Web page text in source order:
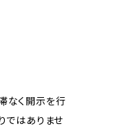
なく開示を行
ではありませ